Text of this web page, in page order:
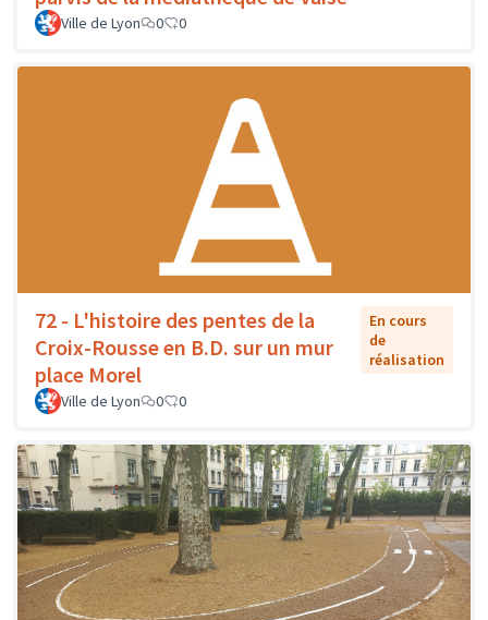
Ville de Lyon 0 0
72 - L'histoire des pentes de la
Croix-Rousse en B.D. sur un mur
place Morel
En cours
de
réalisation
Ville de Lyon 0 0